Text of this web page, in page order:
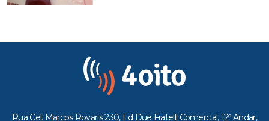
Rua Cel. Marcos Rovaris 230, Ed Due Fratelli Comercial, 12º Andar,